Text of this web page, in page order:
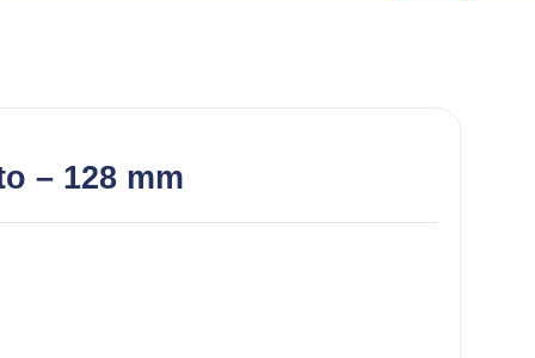
– 128 mm